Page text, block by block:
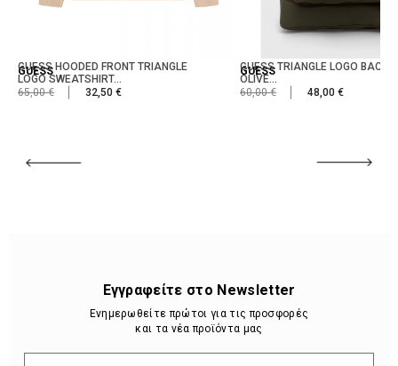
GUESS
GUESS HOODED FRONT TRIANGLE
LOGO SWEATSHIRT...
65,00 €
32,50 €
GUESS
GUESS TRIANGLE LOGO
OLIVE...
60,00 €
48,00 €
Εγγραφείτε στο Newsletter
Ενημερωθείτε πρώτοι για τις προσφορές
και τα νέα προϊόντα μας